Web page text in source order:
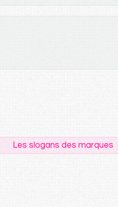
Les slogans des marques